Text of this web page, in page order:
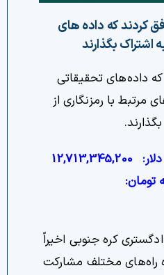
کردند که داده های
داده‌های تحقیقاتی
مرتبط با رمزنگاری از
12,713,345,200
تومان:
کره جنوبی اخیراً
راه‌های مختلف مشارکت